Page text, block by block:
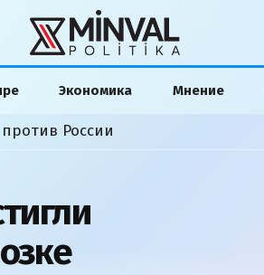
Экономика Мнение
России